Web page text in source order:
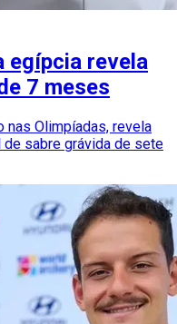
egípcia revela
7 meses
nas Olimpíadas, revela
sabre grávida de sete